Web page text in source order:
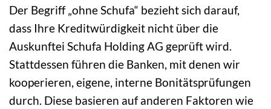
Der Begriff „ohne Schufa“ bezieht sich darauf,
dass Ihre Kreditwürdigkeit nicht über die
Auskunftei Schufa Holding AG geprüft wird.
Stattdessen führen die Banken, mit denen wir
kooperieren, eigene, interne Bonitätsprüfungen
durch. Diese basieren auf anderen Faktoren wie